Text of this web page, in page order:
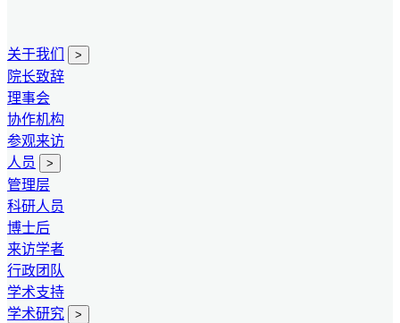
关于我们 >
院长致辞
理事会
协作机构
参观来访
人员
>
管理层
科研人员
博士后
来访学者
行政团队
学术支持
学术研究
>